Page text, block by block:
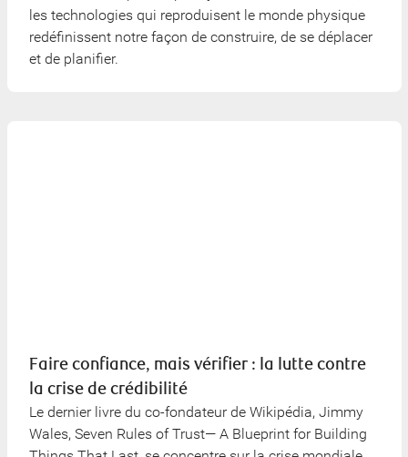
les technologies qui reproduisent le monde physique
redéfinissent notre façon de construire, de se déplacer
et de planifier.
Faire confiance, mais vérifier : la lutte contre
la crise de crédibilité
Le dernier livre du co-fondateur de Wikipédia, Jimmy
Wales, Seven Rules of Trust— A Blueprint for Building